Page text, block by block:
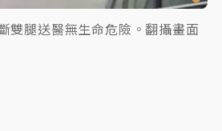
雙腿送醫無生命危險。翻攝畫面